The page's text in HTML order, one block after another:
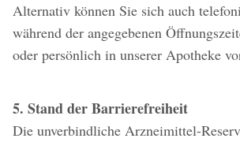
Alternativ können Sie sich auch
während der angegebenen
oder persönlich in unserer Apotheke
5. Stand der Barrierefreiheit
Die unverbindliche Arzneimittel-